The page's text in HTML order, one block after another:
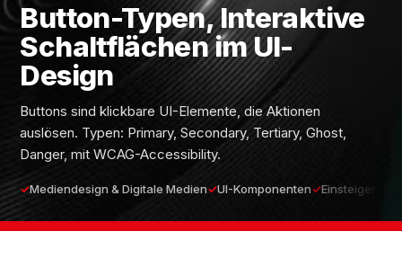
Button-Typen, Interaktive
Schaltflächen im UI-
Design
Buttons sind klickbare UI-Elemente, die Aktionen
auslösen. Typen: Primary, Secondary, Tertiary, Ghost,
Danger, mit WCAG-Accessibility.
Mediendesign & Digitale Medien UI-Komponenten Einsteiger